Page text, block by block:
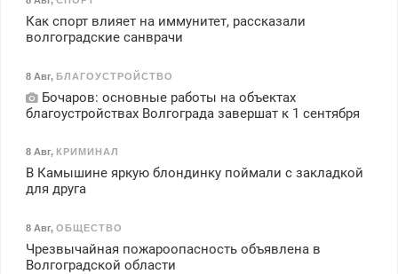
Как спорт влияет на иммунитет, рассказали
волгоградские санврачи
8 Авг, БЛАГОУСТРОЙСТВО
Бочаров: основные работы на объектах
благоустройствах Волгограда завершат к 1 сентября
8 Авг, КРИМИНАЛ
В Камышине яркую блондинку поймали с закладкой
для друга
8 Авг, ОБЩЕСТВО
Чрезвычайная пожароопасность объявлена в
Волгоградской области